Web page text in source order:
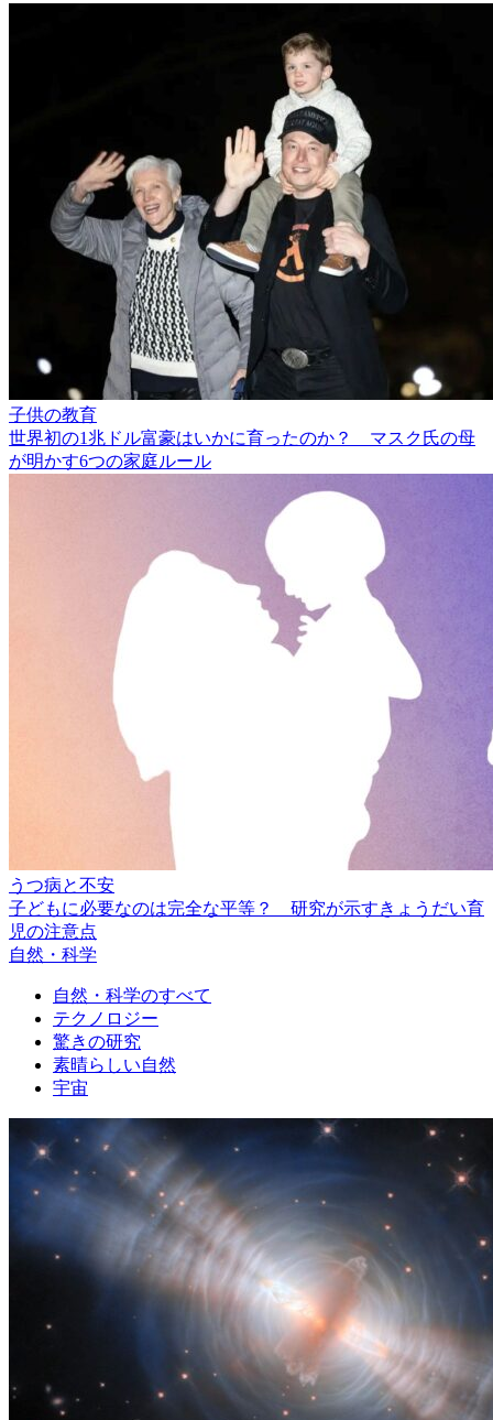
子供の教育
世界初の1兆ドル富豪はいかに育ったのか？ マスク氏の母
が明かす6つの家庭ルール
うつ病と不安
子どもに必要なのは完全な平等？ 研究が示すきょうだい育
児の注意点
自然・科学
自然・科学のすべて
テクノロジー
驚きの研究
素晴らしい自然
宇宙